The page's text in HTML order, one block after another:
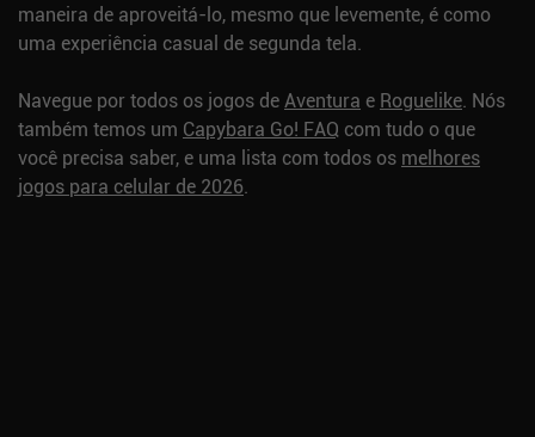
maneira de aproveitá-lo, mesmo que levemente, é como
uma experiência casual de segunda tela.
Navegue por todos os jogos deAventura e Roguelike. Nós
também temos um Capybara Go! FAQ com tudo o que
você precisa saber, e uma lista com todos os melhores
jogos para celular de 2026.